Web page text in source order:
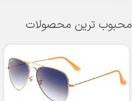
محبوب ترین محصولات